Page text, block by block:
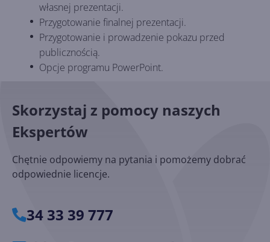
własnej prezentacji.
Przygotowanie finalnej prezentacji.
Przygotowanie i prowadzenie pokazu przed
publicznością.
Opcje programu PowerPoint.
Skorzystaj z pomocy naszych
Ekspertów
Chętnie odpowiemy na pytania i pomożemy dobrać
odpowiednie licencje.
34 33 39 777